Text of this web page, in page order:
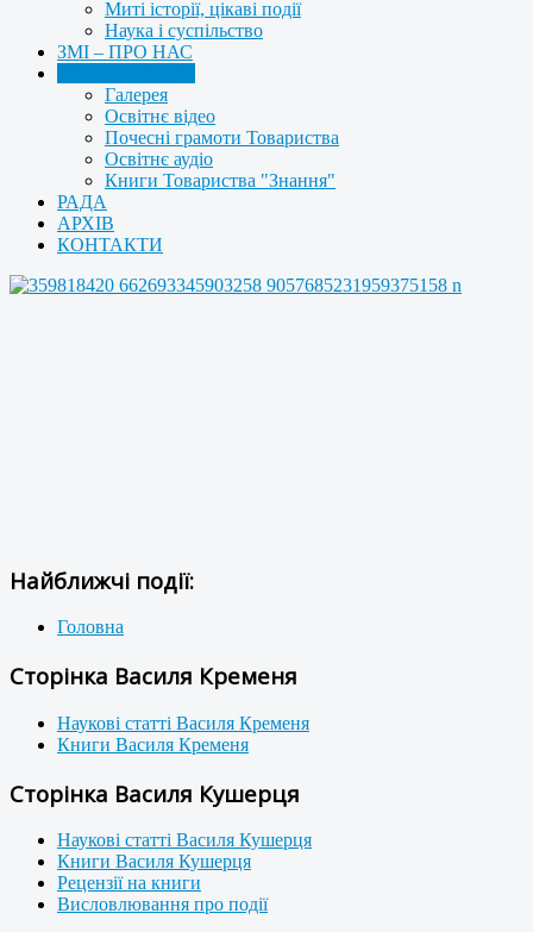
Миті історії, цікаві події
Наука і суспільство
ЗМІ – ПРО НАС
Галерея
Освітнє відео
Почесні грамоти Товариства
Освітнє аудіо
Книги Товариства "Знання"
РАДА
АРХІВ
КОНТАКТИ
Найближчі події:
Головна
Сторінка Василя Кременя
Наукові статті Василя Кременя
Книги Василя Кременя
Сторінка Василя Кушерця
Наукові статті Василя Кушерця
Книги Василя Кушерця
Рецензії на книги
Висловлювання про події